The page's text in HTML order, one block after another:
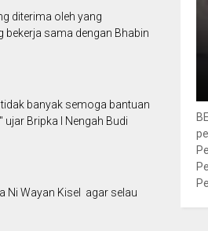
diterima oleh yang
bekerja sama dengan Bhabin
banyak semoga bantuan
Bripka I Nengah Budi
Ni Wayan Kisel agar selau